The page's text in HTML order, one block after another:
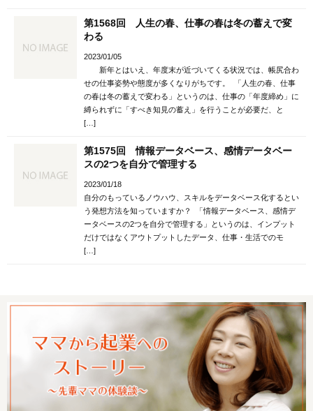
第1568回 人生の春、仕事の春は冬の蓄えで変
わる
2023/01/05
新年とはいえ、年度末が近づいてくる状況では、帳尻合わ
せの仕事姿勢や態度が多くなりがちです。 「人生の春、仕事
の春は冬の蓄えで変わる」というのは、仕事の「年度締め」に
縛られずに「すべき知見の蓄え」を行うことが必要だ、と
[…]
第1575回 情報データベース、感情データベー
スの2つを自分で管理する
2023/01/18
自分のもっているノウハウ、スキルをデータベース化するとい
う発想方法を知っていますか？ 「情報データベース、感情デ
ータベースの2つを自分で管理する」というのは、インプット
だけではなくアウトプットしたデータ、仕事・生活でのモ
[…]